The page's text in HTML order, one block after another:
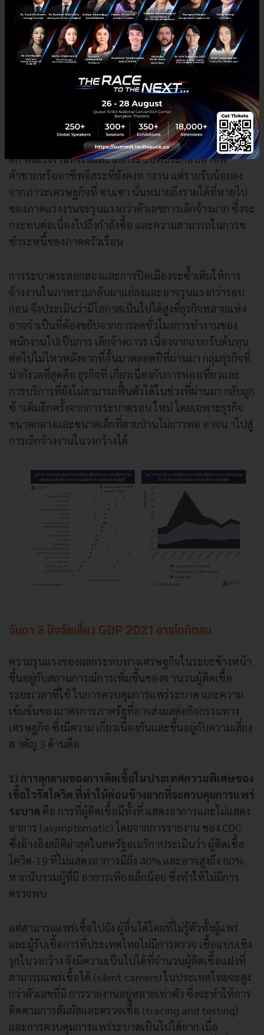
นอกจากนี้ ถึงแม้ตัวเลขทางการของการจ้างงานจะไม่ได้หด
ตัวรุนแรงมากนัก และอัตราการว่างงาน ในเดือนล่าสุดคือ
เดือนพฤศจิกายนยังอยู่ที่ระดับต่ำเพียง 2.0% แต่มีแรงงาน
จำนวนมากที่แม้จะมีงานทำอยู่ แต่ถูกลดจำนวน ชั่วโมงการ
ทำงานลง โดยผู้ที่เสมือนว่างงานยังคงอยู่ในระดับสูง (รูปที่
9) และในจำนวนนี้ผู้ที่ทำงานต่ำกว่า 10 ชั่วโมงต่อสัปดาห์
ยังคงมีทิศทางเพิ่มขึ้นต่อเนื่อง (อยู่ที่ 4.2 แสนคนในเดือน
พ.ย. 2020 เพิ่มขึ้น 23% จากเดือนเดียวกันในปีก่อนหน้า)
อีก ทั้งแรงงานทั้งในและนอกระบบที่ประกอบอาชีพ
ค้าขายหรืออาชีพอิสระที่ยังคงท างาน แต่รายรับน้อยลง
จากภาวะเศรษฐกิจที่ ซบเซา นั่นหมายถึงรายได้ที่หายไป
ของภาคแรงงานจะรุนแรงกว่าตัวเลขการเลิกจ้างมาก ซึ่งจะ
กระทบต่อเนื่องไปถึงกำลังซื้อ และความสามารถในการช
ชำระหนี้ของภาคครัวเรือน
การระบาดระลอกสองและการปิดเมืองจะซ้ำเติมให้การ
จ้างงานในภาพรวมกลับมาแย่ลงและอาจรุนแรงกว่ารอบ
ก่อน จึงประเมินว่ามีโอกาสเป็นไปได้สูงที่ธุรกิจหลายแห่ง
อาจจำเป็นที่ต้องขยับจากการลดชั่วโมงการทำงานของ
พนักงานไปเป็นการ เลิกจ้างถาวร เนื่องจากแบกรับต้นทุน
ต่อไปไม่ไหวหลังจากที่อั้นมาตลอดปีที่ผ่านมา กลุ่มธุรกิจที่
น่ากังวลที่สุดคือ ธุรกิจที่ เกี่ยวเนื่องกับการท่องเที่ยวและ
การบริการที่ยังไม่สามารถฟื้นตัวได้ในช่วงที่ผ่านมา กลับถูก
ซ้ าเติมอีกครั้งจากการระบาดรอบ ใหม่ โดยเฉพาะธุรกิจ
ขนาดกลางและขนาดเล็กที่สายป่านไม่ยาวพอ อาจน าไปสู่
การเลิกจ้างงานในวงกว้างได้
จับตา 3 ปัจจัยเสี่ยง GDP 2021 อาจโตติดลบ
ความรุนแรงของผลกระทบทางเศรษฐกิจในระยะข้างหน้า
ขึ้นอยู่กับสถานการณ์การเพิ่มขึ้นของจ านวนผู้ติดเชื้อ
ระยะเวลาที่ใช้ ในการควบคุมการแพร่ระบาด และความ
เข้มข้นของมาตรการภาครัฐที่อาจส่งผลต่อกิจกรรมทาง
เศรษฐกิจ ซึ่งมีความ เกี่ยวเนื่องกันและขึ้นอยู่กับความเสี่ยง
ส าคัญ 3 ด้านคือ
1) การลุกลามของการติดเชื้อในประเทศความพิเศษของ
เชื้อไวรัสโควิด ที่ทำให้ค่อนข้างยากที่จะควบคุมการแพร่
ระบาด คือ การที่ผู้ติดเชื้อมีทั้งที่ แสดงอาการและไม่แสดง
อาการ (asymptomatic) โดยจากการรายงาน ของ CDC
ซึ่งอ้างอิงสถิติล่าสุดในสหรัฐอเมริกาประเมินว่า ผู้ติดเชื้อ
โควิด-19 ที่ไม่แสดงอาการมีถึง 40% และอาจสูงถึง 80%
หากนับรวมผู้ที่มี อาการเพียงเล็กน้อย ซึ่งทำให้ไม่มีการ
ตรวจพบ
แต่สามารถแพร่เชื้อไปยัง ผู้อื่นได้โดยที่ไม่รู้ตัวทั้งผู้แพร่
และผู้รับเชื้อการที่ประเทศไทยไม่มีการตรวจ เชื้อแบบเชิง
รุกในวงกว้าง จึงมีความเป็นไปได้ที่จำนวนผู้ติดเชื้อแฝงที่
สามารถแพร่เชื้อได้ (silent carriers) ในประเทศไทยจะสูง
กว่าตัวเลขที่มี การรายงานอยู่หลายเท่าตัว ซึ่งจะทำให้การ
ติดตามการสัมผัสและตรวจเชื้อ (tracing and testing)
และการควบคุมการแพร่ระบาดเป็นไปได้ยาก เมื่อ